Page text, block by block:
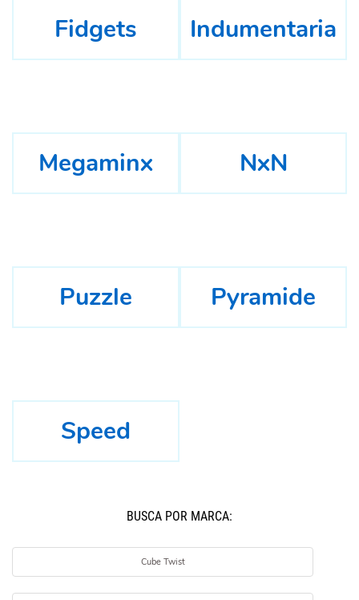
Fidgets Indumentaria
Megaminx NxN
Puzzle Pyramide
Speed
BUSCÁ POR MARCA:
Cube Twist